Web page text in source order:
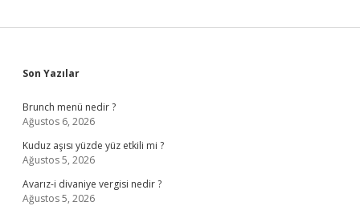
Sidebar
Son Yazılar
Brunch menü nedir ?
Ağustos 6, 2026
Kuduz aşısı yüzde yüz etkili mi ?
Ağustos 5, 2026
Avarız-i divaniye vergisi nedir ?
Ağustos 5, 2026